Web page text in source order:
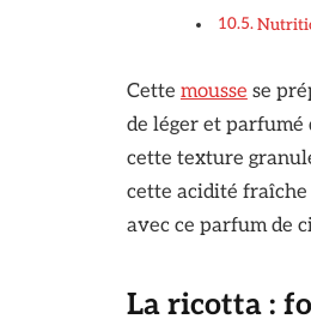
Cette mousse se
de léger et parfumé
cette texture
cette acidité fraîche
avec ce parfum de
La ricotta :